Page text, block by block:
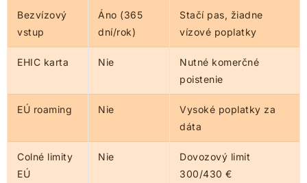
Bezvízový
vstup
Áno (365
dní/rok)
Stačí pas, žiadne
vízové poplatky
EHIC karta Nie
Nutné komerčné
poistenie
EÚ roaming Nie
Vysoké poplatky za
dáta
Colné limity
EÚ
Nie
Dovozový limit
300/430 €